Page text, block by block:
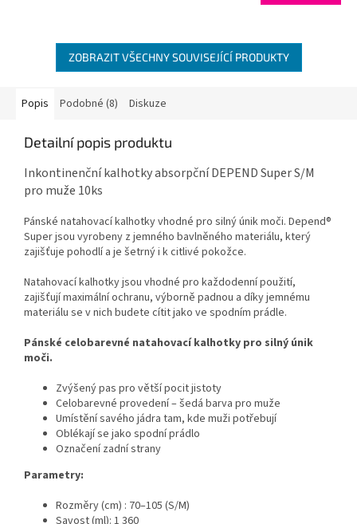
ZOBRAZIT VŠECHNY SOUVISEJÍCÍ PRODUKTY
Popis Podobné (8) Diskuze
Detailní popis produktu
Inkontinenční kalhotky absorpční DEPEND Super S/M
pro muže 10ks
Pánské natahovací kalhotky vhodné pro silný únik moči. Depend®
Super jsou vyrobeny z jemného bavlněného materiálu, který
zajišťuje pohodlí a je šetrný i k citlivé pokožce.
Natahovací kalhotky jsou vhodné pro každodenní použití,
zajišťují maximální ochranu, výborně padnou a díky jemnému
materiálu se v nich budete cítit jako ve spodním prádle.
Pánské celobarevné natahovací kalhotky pro silný únik
moči.
Zvýšený pas pro větší pocit jistoty
Celobarevné provedení – šedá barva pro muže
Umístění savého jádra tam, kde muži potřebují
Oblékají se jako spodní prádlo
Označení zadní strany
Parametry:
Rozměry (cm) : 70–105 (S/M)